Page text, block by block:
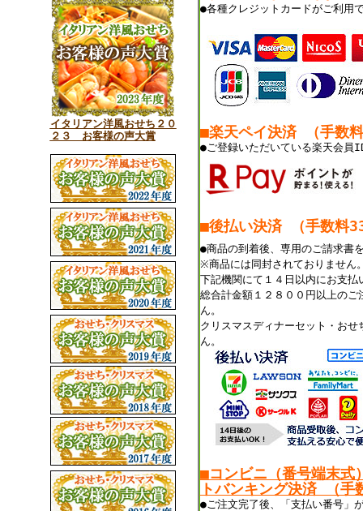
イタリアン洋風おせち２０
２３ お客様の声大賞
●各種クレジットカードがご利用
■楽天ペイ決済 （手数
●ご登録いただいている楽天会員
■後払い決済 （手数料
●商品の到着後、専用のご請求書
※商品には同封されておりません
下記機関にて１４日以内にお支払
総合計金額１２８００円以上のご
ん。
クリスマスディナーセット・おせ
ん。
■コンビニ（番号端末式
トバンキング決済 （手
●ご注文完了後、「支払い番号」